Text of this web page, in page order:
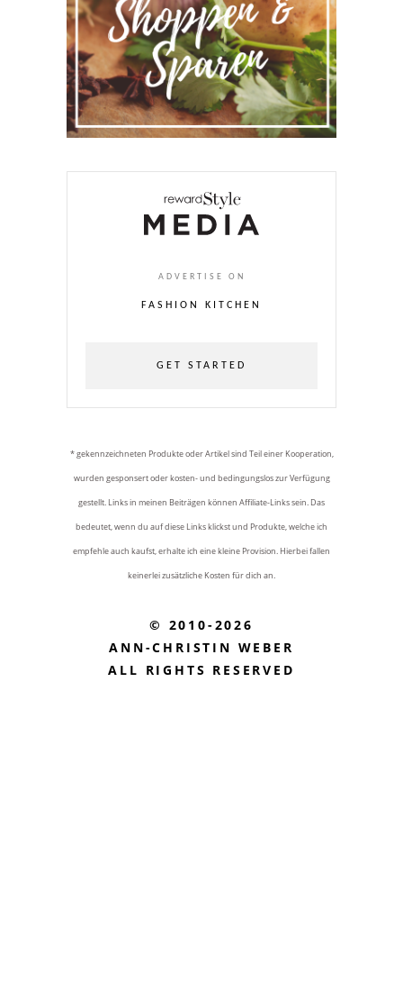
ADVERTISE ON
FASHION KITCHEN
GET STARTED
* gekennzeichneten Produkte oder Artikel sind Teil einer Kooperation,
wurden gesponsert oder kosten- und bedingungslos zur Verfügung
gestellt. Links in meinen Beiträgen können Affiliate-Links sein. Das
bedeutet, wenn du auf diese Links klickst und Produkte, welche ich
empfehle auch kaufst, erhalte ich eine kleine Provision. Hierbei fallen
keinerlei zusätzliche Kosten für dich an.
© 2010-2026
ANN-CHRISTIN WEBER
ALL RIGHTS RESERVED